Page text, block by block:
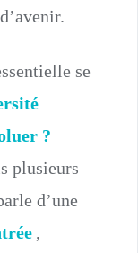
se
?
plusieurs
d’une
,